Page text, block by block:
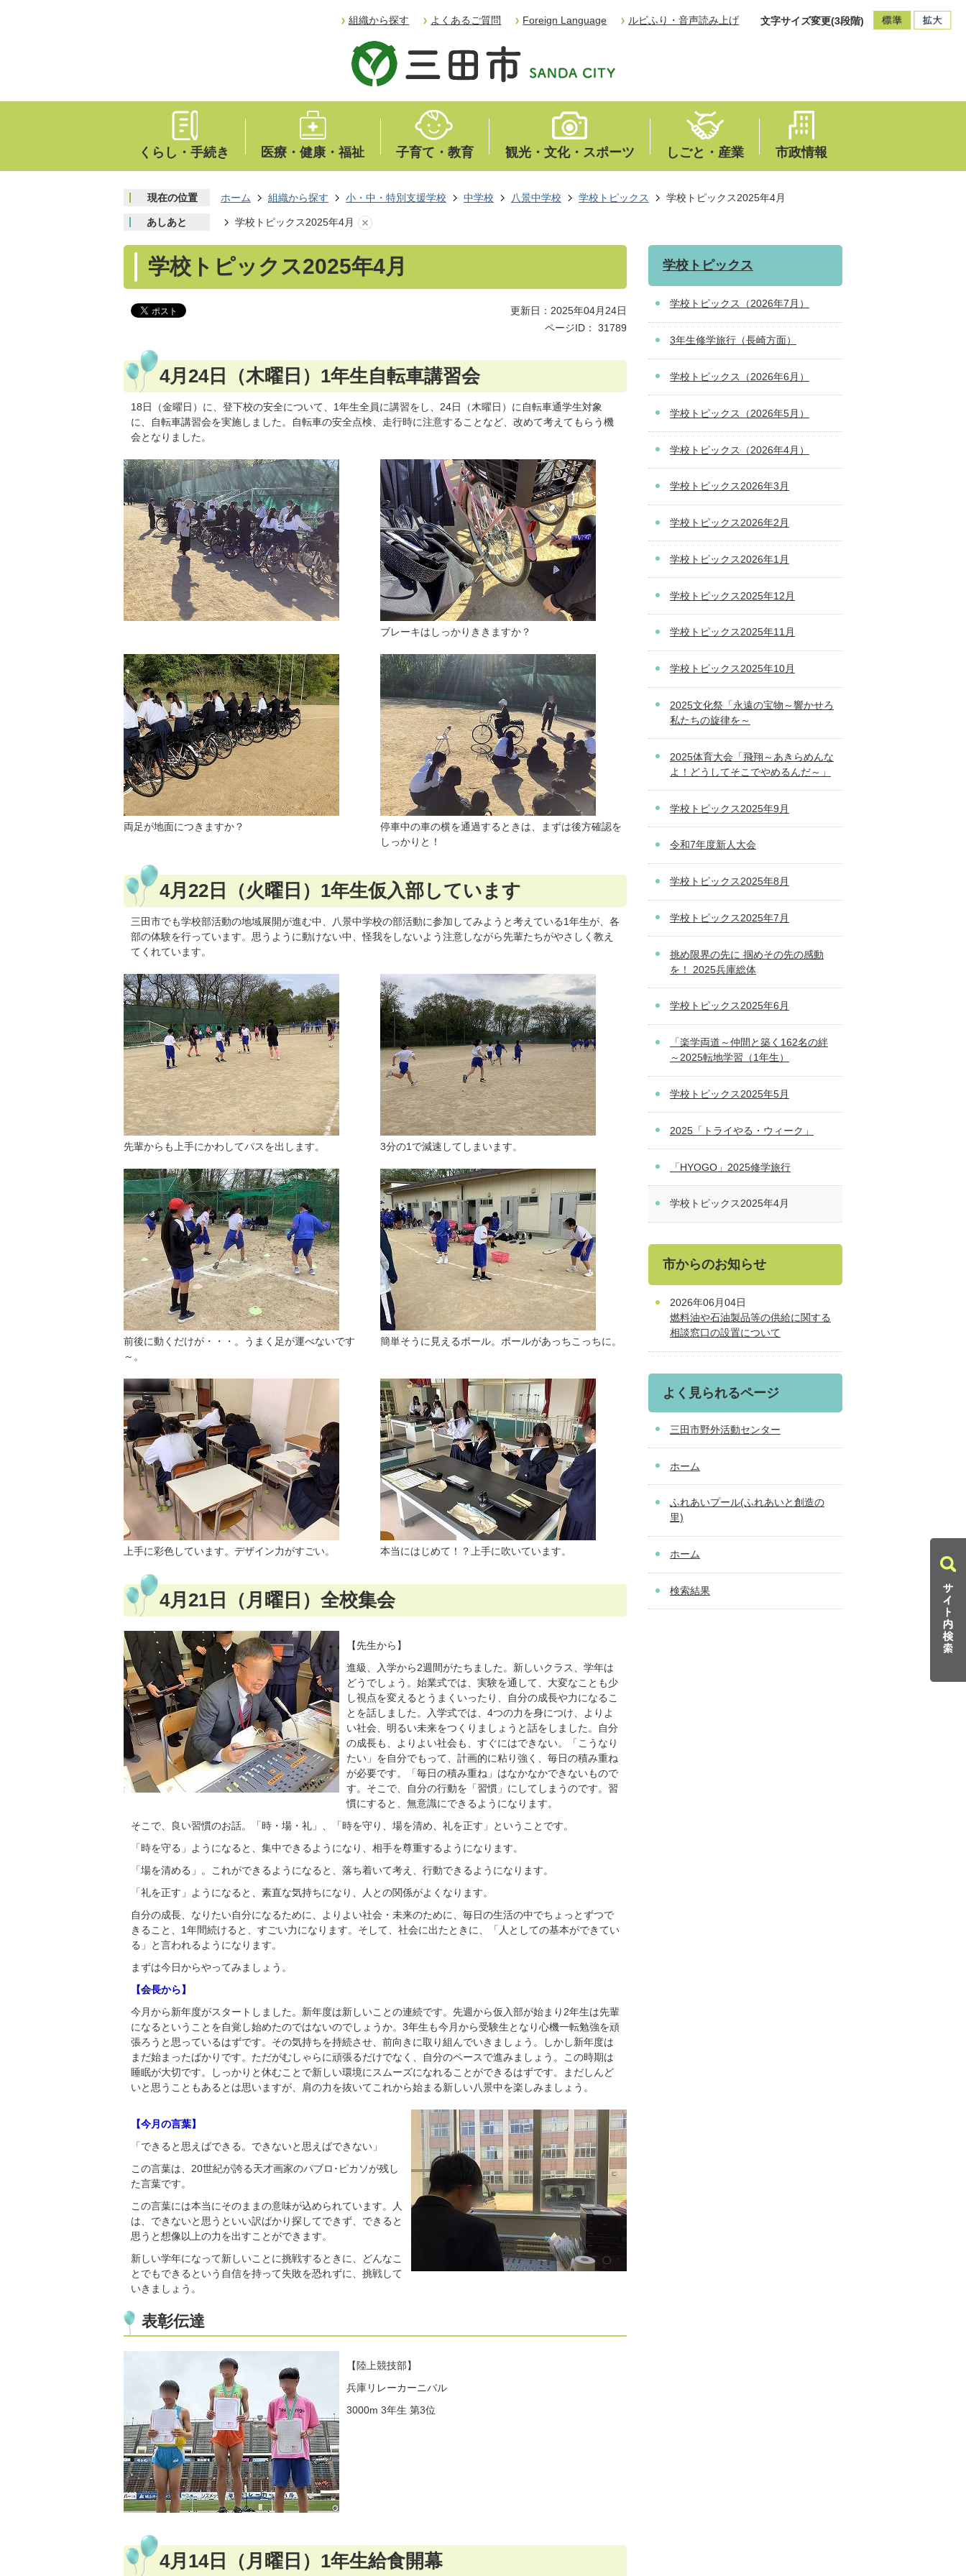
組織から探す よくあるご質問 Foreign Language ルビふり・音声読み上げ 文字サイズ変更(3段階)
くらし・手続き 医療・健康・福祉 子育て・教育 観光・文化・スポーツ しごと・産業 市政情報
現在の位置 ホーム 組織から探す 小・中・特別支援学校 中学校 八景中学校 学校トピックス 学校トピックス2025年4月
あしあと 学校トピックス2025年4月
学校トピックス2025年4月
更新日：2025年04月24日
ページID：
31789
4月24日（木曜日）1年生自転車講習会
18日（金曜日）に、登下校の安全について、1年生全員に講習をし、24日（木曜日）に自転車通学生対象
に、自転車講習会を実施しました。自転車の安全点検、走行時に注意することなど、改めて考えてもらう機
会となりました。
ブレーキはしっかりききますか？
両足が地面につきますか？
停車中の車の横を通過するときは、まずは後方確認を
しっかりと！
4月22日（火曜日）1年生仮入部しています
三田市でも学校部活動の地域展開が進む中、八景中学校の部活動に参加してみようと考えている1年生が、各
部の体験を行っています。思うように動けない中、怪我をしないよう注意しながら先輩たちがやさしく教え
てくれています。
先輩からも上手にかわしてパスを出します。 3分の1で減速してしまいます。
前後に動くだけが・・・。うまく足が運べないです
～。
簡単そうに見えるボール。ボールがあっちこっちに。
上手に彩色しています。デザイン力がすごい。 本当にはじめて！？上手に吹いています。
4月21日（月曜日）全校集会
【先生から】
進級、入学から2週間がたちました。新しいクラス、学年は
どうでしょう。始業式では、実験を通して、大変なことも少
し視点を変えるとうまくいったり、自分の成長や力になるこ
とを話しました。入学式では、4つの力を身につけ、よりよ
い社会、明るい未来をつくりましょうと話をしました。自分
の成長も、よりよい社会も、すぐにはできない。「こうなり
たい」を自分でもって、計画的に粘り強く、毎日の積み重ね
が必要です。「毎日の積み重ね」はなかなかできないもので
す。そこで、自分の行動を「習慣」にしてしまうのです。習
慣にすると、無意識にできるようになります。
そこで、良い習慣のお話。「時・場・礼」、「時を守り、場を清め、礼を正す」ということです。
「時を守る」ようになると、集中できるようになり、相手を尊重するようになります。
「場を清める」。これができるようになると、落ち着いて考え、行動できるようになります。
「礼を正す」ようになると、素直な気持ちになり、人との関係がよくなります。
自分の成長、なりたい自分になるために、よりよい社会・未来のために、毎日の生活の中でちょっとずつで
きること、1年間続けると、すごい力になります。そして、社会に出たときに、「人としての基本ができてい
る」と言われるようになります。
まずは今日からやってみましょう。
【会長から】
今月から新年度がスタートしました。新年度は新しいことの連続です。先週から仮入部が始まり2年生は先輩
になるということを自覚し始めたのではないのでしょうか。3年生も今月から受験生となり心機一転勉強を頑
張ろうと思っているはずです。その気持ちを持続させ、前向きに取り組んでいきましょう。しかし新年度は
まだ始まったばかりです。ただがむしゃらに頑張るだけでなく、自分のペースで進みましょう。この時期は
睡眠が大切です。しっかりと休むことで新しい環境にスムーズになれることができるはずです。まだしんど
いと思うこともあるとは思いますが、肩の力を抜いてこれから始まる新しい八景中を楽しみましょう。
【今月の言葉】
「できると思えばできる。できないと思えばできない」
この言葉は、20世紀が誇る天才画家のパブロ･ピカソが残し
た言葉です。
この言葉には本当にそのままの意味が込められています。人
は、できないと思うといい訳ばかり探してできず、できると
思うと想像以上の力を出すことができます。
新しい学年になって新しいことに挑戦するときに、どんなこ
とでもできるという自信を持って失敗を恐れずに、挑戦して
いきましょう。
表彰伝達
【陸上競技部】
兵庫リレーカーニバル
3000m 3年生 第3位
4月14日（月曜日）1年生給食開幕
学校トピックス
学校トピックス（2026年7月）
3年生修学旅行（長崎方面）
学校トピックス（2026年6月）
学校トピックス（2026年5月）
学校トピックス（2026年4月）
学校トピックス2026年3月
学校トピックス2026年2月
学校トピックス2026年1月
学校トピックス2025年12月
学校トピックス2025年11月
学校トピックス2025年10月
2025文化祭「永遠の宝物～響かせろ
私たちの旋律を～
2025体育大会「飛翔～あきらめんな
よ！どうしてそこでやめるんだ～」
学校トピックス2025年9月
令和7年度新人大会
学校トピックス2025年8月
学校トピックス2025年7月
挑め限界の先に 掴めその先の感動
を！ 2025兵庫総体
学校トピックス2025年6月
「楽学両道～仲間と築く162名の絆
～2025転地学習（1年生）
学校トピックス2025年5月
2025「トライやる・ウィーク」
「HYOGO」2025修学旅行
学校トピックス2025年4月
市からのお知らせ
2026年06月04日
燃料油や石油製品等の供給に関する
相談窓口の設置について
よく見られるページ
三田市野外活動センター
ホーム
ふれあいプール(ふれあいと創造の
里)
ホーム
検索結果